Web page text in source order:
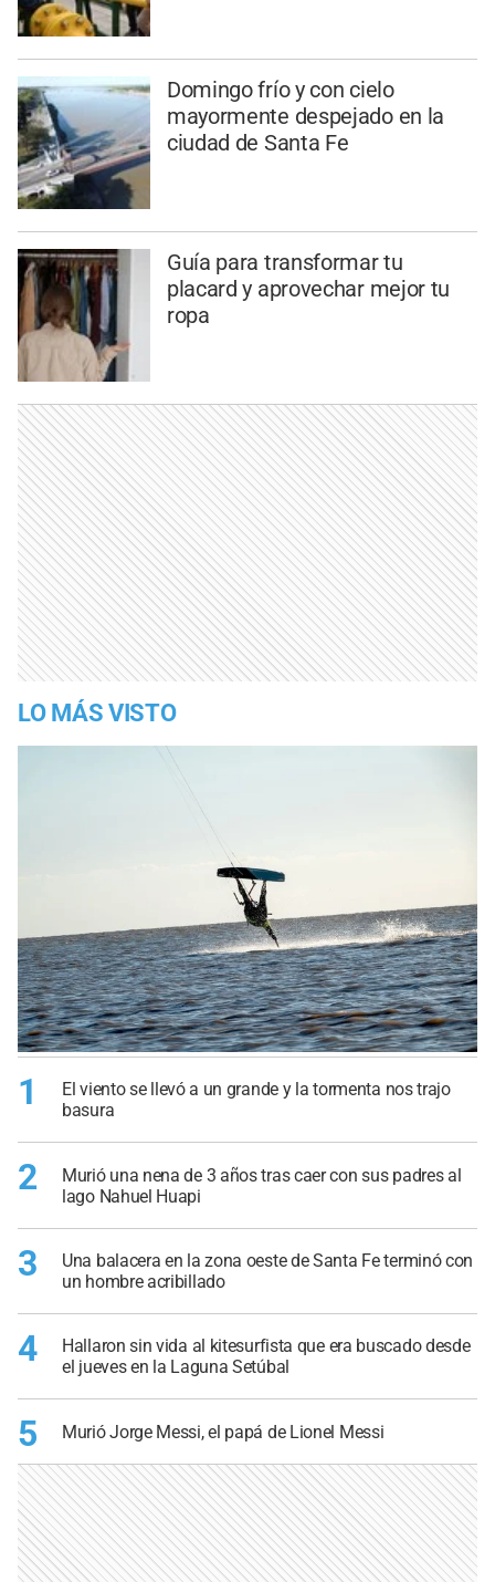
Domingo frío y con cielo
mayormente despejado en la
ciudad de Santa Fe
Guía para transformar tu
placard y aprovechar mejor tu
ropa
LO MÁS VISTO
1
El viento se llevó a un grande y la tormenta nos trajo
basura
2
Murió una nena de 3 años tras caer con sus padres al
lago Nahuel Huapi
3
Una balacera en la zona oeste de Santa Fe terminó con
un hombre acribillado
4
Hallaron sin vida al kitesurfista que era buscado desde
el jueves en la Laguna Setúbal
5 Murió Jorge Messi, el papá de Lionel Messi